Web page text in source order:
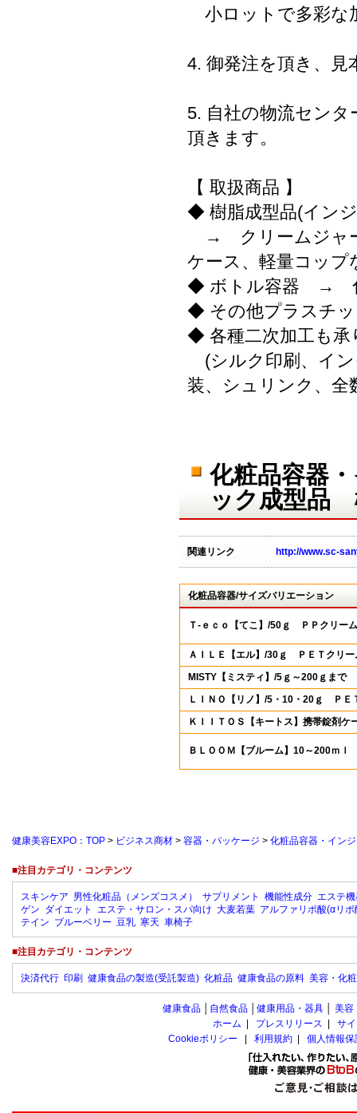
小ロットで多彩な
4. 御発注を頂き、見
5. 自社の物流セン
頂きます。
【 取扱商品 】
◆ 樹脂成型品(イン
→ クリームジャー(
ケース、軽量コップ
◆ ボトル容器 →
◆ その他プラスチ
◆ 各種二次加工も承
(シルク印刷、イン
装、シュリンク、全
化粧品容器
ック成型品
関連リンク http://www.sc-
化粧品容器/サイズバリエーション
Ｔ-ｅｃｏ【てこ】/50ｇ ＰＰクリー
ＡＩＬＥ【エル】/30ｇ ＰＥＴクリー
MISTY【ミスティ】/5ｇ～200ｇまで
ＬＩＮＯ【リノ】/5・10・20ｇ ＰＥ
ＫＩＩＴＯＳ【キートス】携帯錠剤ケ
ＢＬＯＯＭ【ブルーム】10～200ｍ
健康美容EXPO：TOP > ビジネス商材 > 容器・パッケージ > 化粧品容器・イン
■注目カテゴリ・コンテンツ
スキンケア 男性化粧品（メンズコスメ） サプリメント 機能性成分 エステ
ゲン ダイエット エステ・サロン・スパ向け 大麦若葉 アルファリポ酸(αリポ
テイン ブルーベリー 豆乳 寒天 車椅子
■注目カテゴリ・コンテンツ
決済代行 印刷 健康食品の製造(受託製造) 化粧品 健康食品の原料 美容・化
健康食品 自然食品 健康用品・器具 美容
ホーム
プレスリリース
サ
Cookieポリシー
利用規約 個人情報